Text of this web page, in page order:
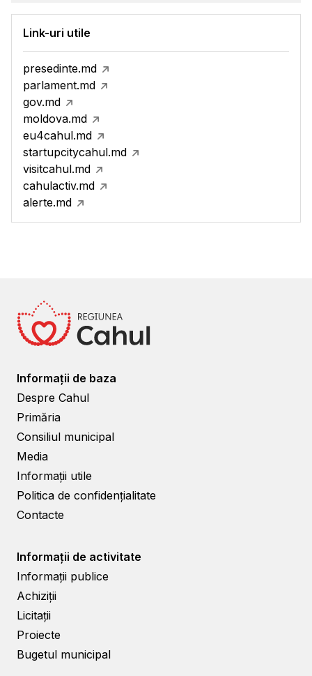
Link-uri utile
presedinte.md
parlament.md
gov.md
moldova.md
eu4cahul.md
startupcitycahul.md
visitcahul.md
cahulactiv.md
alerte.md
Informații de baza
Despre Cahul
Primăria
Consiliul municipal
Media
Informații utile
Politica de confidențialitate
Contacte
Informații de activitate
Informații publice
Achiziții
Licitații
Proiecte
Bugetul municipal